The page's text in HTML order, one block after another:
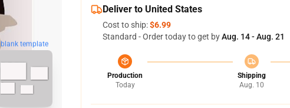
blank template
Deliver to United States
Cost to ship:$6.99
Standard - Order today to get byAug. 14 - Aug. 21
Production
Today
Shipping
Aug. 10